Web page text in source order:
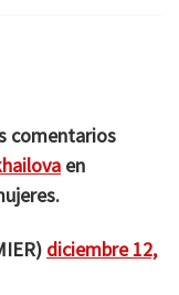
comentarios
en
diciembre 12,